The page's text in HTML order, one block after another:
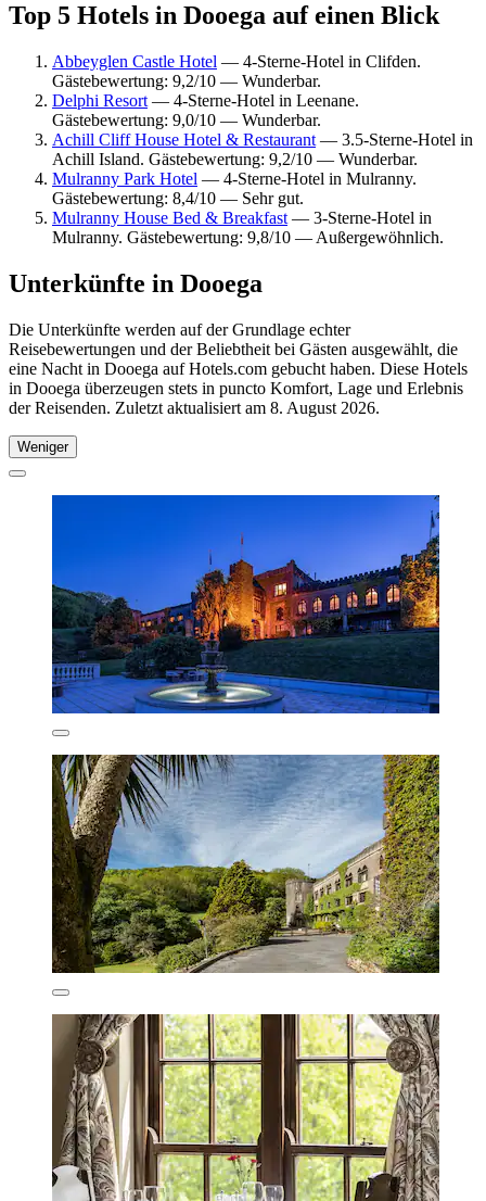
Top 5 Hotels in Dooega auf einen Blick
Abbeyglen Castle Hotel — 4-Sterne-Hotel in Clifden.
Gästebewertung: 9,2/10 — Wunderbar.
Delphi Resort — 4-Sterne-Hotel in Leenane.
Gästebewertung: 9,0/10 — Wunderbar.
Achill Cliff House Hotel & Restaurant — 3.5-Sterne-Hotel in
Achill Island. Gästebewertung: 9,2/10 — Wunderbar.
Mulranny Park Hotel — 4-Sterne-Hotel in Mulranny.
Gästebewertung: 8,4/10 — Sehr gut.
Mulranny House Bed & Breakfast — 3-Sterne-Hotel in
Mulranny. Gästebewertung: 9,8/10 — Außergewöhnlich.
Unterkünfte in Dooega
Die Unterkünfte werden auf der Grundlage echter
Reisebewertungen und der Beliebtheit bei Gästen ausgewählt, die
eine Nacht in Dooega auf Hotels.com gebucht haben. Diese Hotels
in Dooega überzeugen stets in puncto Komfort, Lage und Erlebnis
der Reisenden. Zuletzt aktualisiert am 8. August 2026.
Weniger